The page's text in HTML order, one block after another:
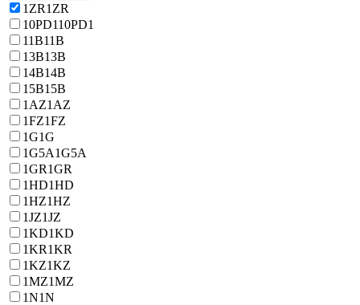
1ZR1ZR
10PD110PD1
11B11B
13B13B
14B14B
15B15B
1AZ1AZ
1FZ1FZ
1G1G
1G5A1G5A
1GR1GR
1HD1HD
1HZ1HZ
1JZ1JZ
1KD1KD
1KR1KR
1KZ1KZ
1MZ1MZ
1N1N